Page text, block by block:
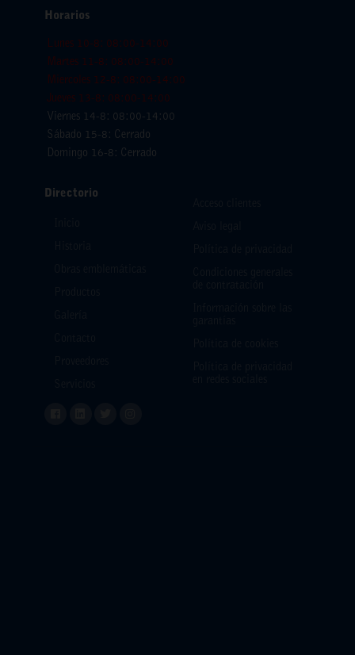
Directorio
Horarios
Lunes 10-8: 08:00-14:00
Martes 11-8: 08:00-14:00
Miercoles 12-8: 08:00-14:00
Jueves 13-8: 08:00-14:00
Viernes 14-8: 08:00-14:00
Sábado 15-8: Cerrado
Domingo 16-8: Cerrado